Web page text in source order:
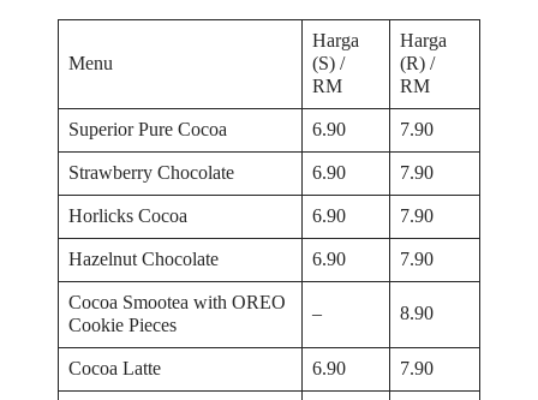
Menu
Harga
(S) /
RM
Harga
(R) /
RM
Superior Pure Cocoa
6.90
7.90
Strawberry Chocolate
6.90
7.90
Horlicks Cocoa
6.90
7.90
Hazelnut Chocolate
6.90
7.90
Cocoa Smootea with OREO
Cookie Pieces
– 8.90
Cocoa Latte 6.90
7.90